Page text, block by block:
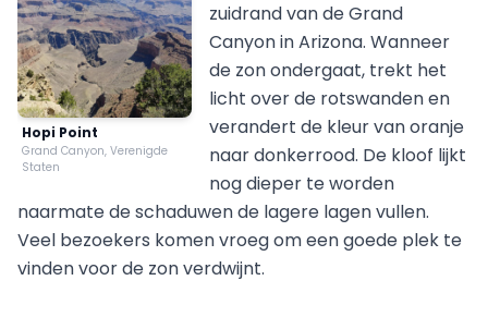
Hopi Point
Grand Canyon, Verenigde
Staten
zuidrand van de Grand
Canyon in Arizona. Wanneer
de zon ondergaat, trekt het
licht over de rotswanden en
verandert de kleur van oranje
naar donkerrood. De kloof lijkt
nog dieper te worden
naarmate de schaduwen de lagere lagen vullen.
Veel bezoekers komen vroeg om een goede plek te
vinden voor de zon verdwijnt.